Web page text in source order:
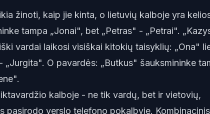
žinoti, kaip jie kinta, o lietuvių kalboje yra
tampa „Jonai", bet „Petras" - „Petrai".
vardai laikosi visiškai kitokių taisyklių: „Ona"
„Jurgita". O pavardės: „Butkus" šauksmininke
kalboje - ne tik vardų, bet ir vietovių,
pasirodo verslo telefono pokalbyje. Kombinacinis